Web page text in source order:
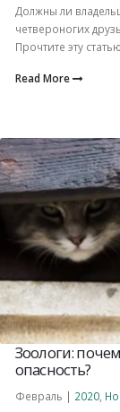
Должны ли
четвероногих
Прочтите эту
Read More
Зоологи:
опасность?
Февраль | 2020